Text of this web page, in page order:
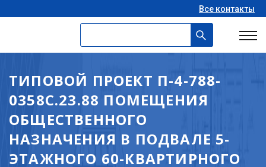
Все контакты
ТИПОВОЙ ПРОЕКТ П-4-788-
0358С.23.88 ПОМЕЩЕНИЯ
ОБЩЕСТВЕННОГО
НАЗНАЧЕНИЯ В ПОДВАЛЕ 5-
ЭТАЖНОГО 60-КВАРТИРНОГО